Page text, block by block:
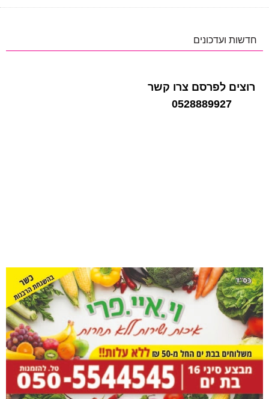
החינוך
חדשות ועדכונים
רוצים לפרסם צרו קשר
0528889927